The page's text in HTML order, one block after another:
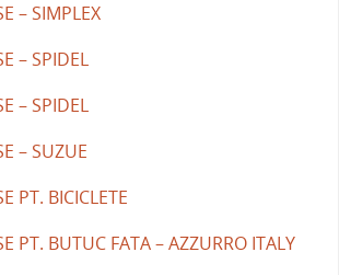
– SIMPLEX
– SPIDEL
– SPIDEL
– SUZUE
PT. BICICLETE
PT. BUTUC FATA – AZZURRO ITALY